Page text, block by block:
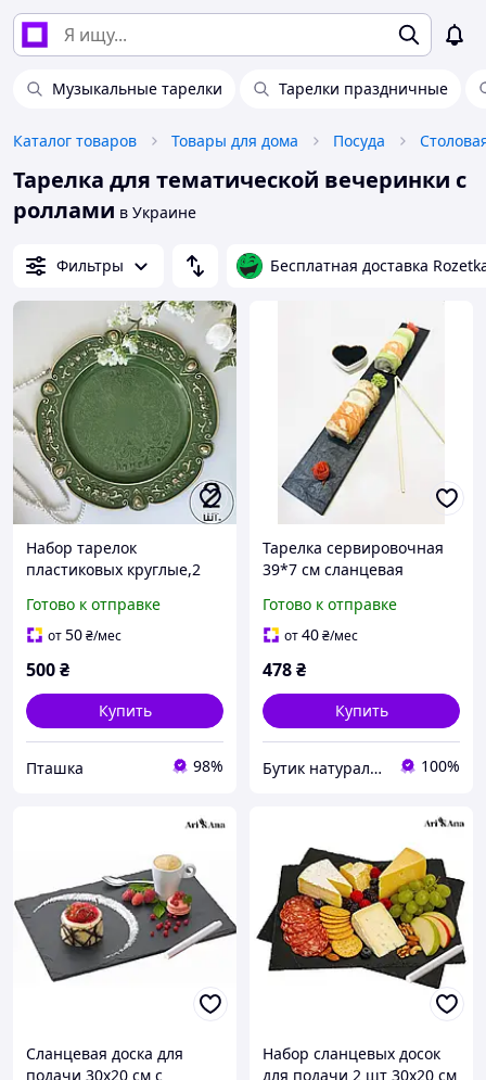
Музыкальные тарелки Тарелки праздничные
Каталог товаров Товары для дома Посуда
Тарелка для тематической вечеринки с
роллами в Украине
Фильтры Бесплатная доставка
Набор тарелок
пластиковых круглые,2
сервировки стола 33
см,многоразовые,зелёны
Готово к отправке
от50₴/мес
500₴
Купить
Пташка 98%
Тарелка сервировочная
39*7 см сланцевая
роллов
Готово к отправке
от40₴/мес
478₴
Купить
Бутик натурального сланца. Производитель сланцевой посуды в Украине 100%
Сланцевая доска для
подачи 30х20 см с
Набор сланцевых досок
для подачи 2 шт 30х20 см